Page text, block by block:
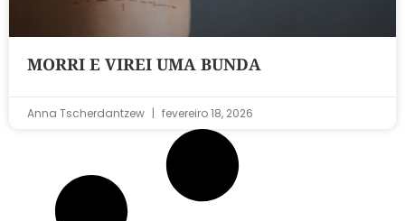
MORRI E VIREI UMA BUNDA
Anna Tscherdantzew fevereiro 18, 2026